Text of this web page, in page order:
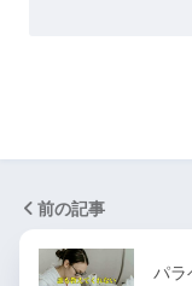
前の記事
パラ